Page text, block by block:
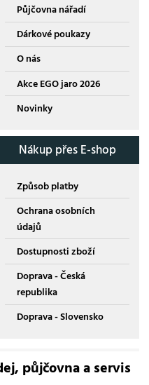
Půjčovna nářadí
Dárkové poukazy
O nás
Akce EGO jaro 2026
Novinky
Nákup přes E-shop
Způsob platby
Ochrana osobních
údajů
Dostupnosti zboží
Doprava - Česká
republika
Doprava - Slovensko
půjčovna a servis